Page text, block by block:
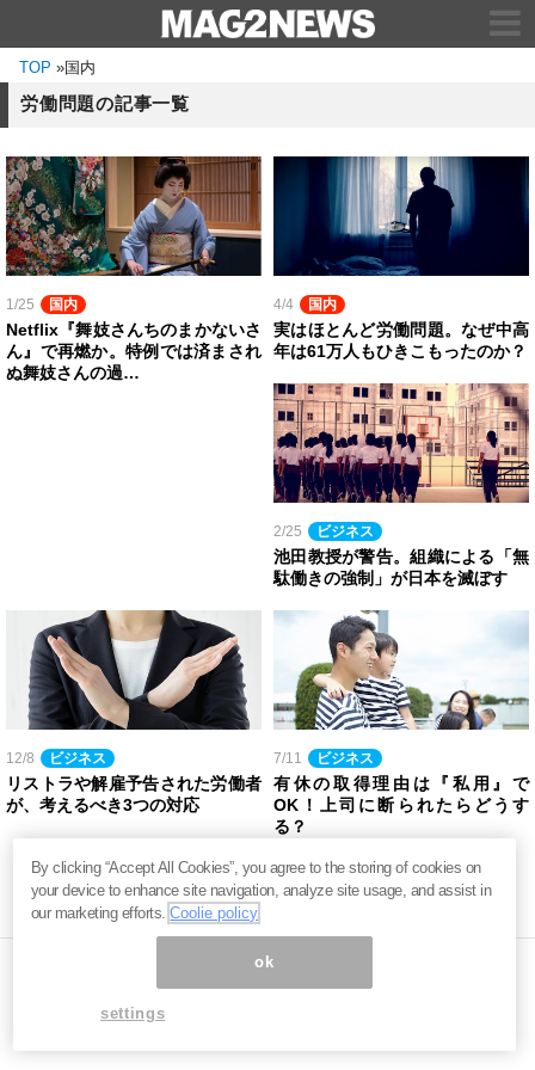
TOP »国内
労働問題の記事一覧
1/25 国内
Netflix『舞妓さんちのまかないさ
ん』で再燃か。特例では済まされ
ぬ舞妓さんの過…
4/4 国内
実はほとんど労働問題。なぜ中高
年は61万人もひきこもったのか？
2/25 ビジネス
池田教授が警告。組織による「無
駄働きの強制」が日本を滅ぼす
12/8 ビジネス
リストラや解雇予告された労働者
が、考えるべき3つの対応
7/11 ビジネス
有休の取得理由は『私用』で
OK！上司に断られたらどうす
る？
ページ内の商標は全て商標権者に属します。無断転載を禁じます。 ©
By clicking “Accept All Cookies”, you agree to the storing of cookies on
your device to enhance site navigation, analyze site usage, and assist in
our marketing efforts.Coolie policy
ok
settings